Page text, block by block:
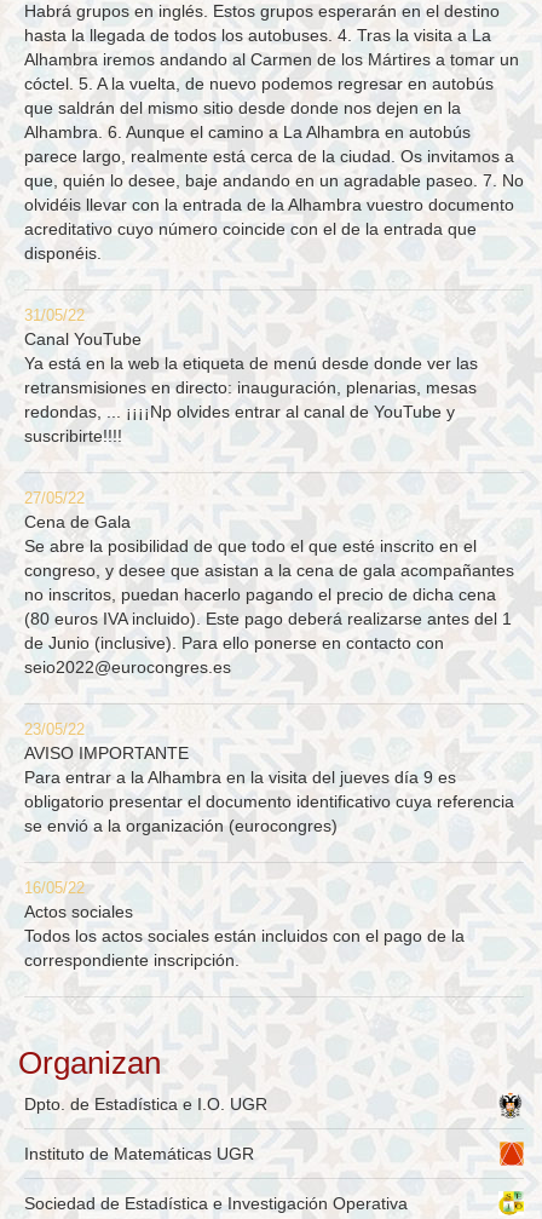
Habrá grupos en inglés. Estos grupos esperarán en el destino
hasta la llegada de todos los autobuses. 4. Tras la visita a La
Alhambra iremos andando al Carmen de los Mártires a tomar un
cóctel. 5. A la vuelta, de nuevo podemos regresar en autobús
que saldrán del mismo sitio desde donde nos dejen en la
Alhambra. 6. Aunque el camino a La Alhambra en autobús
parece largo, realmente está cerca de la ciudad. Os invitamos a
que, quién lo desee, baje andando en un agradable paseo. 7. No
olvidéis llevar con la entrada de la Alhambra vuestro documento
acreditativo cuyo número coincide con el de la entrada que
disponéis.
31/05/22
Canal YouTube
Ya está en la web la etiqueta de menú desde donde ver las
retransmisiones en directo: inauguración, plenarias, mesas
redondas, ... ¡¡¡¡Np olvides entrar al canal de YouTube y
suscribirte!!!!
27/05/22
Cena de Gala
Se abre la posibilidad de que todo el que esté inscrito en el
congreso, y desee que asistan a la cena de gala acompañantes
no inscritos, puedan hacerlo pagando el precio de dicha cena
(80 euros IVA incluido). Este pago deberá realizarse antes del 1
de Junio (inclusive). Para ello ponerse en contacto con
seio2022@eurocongres.es
23/05/22
AVISO IMPORTANTE
Para entrar a la Alhambra en la visita del jueves día 9 es
obligatorio presentar el documento identificativo cuya referencia
se envió a la organización (eurocongres)
16/05/22
Actos sociales
Todos los actos sociales están incluidos con el pago de la
correspondiente inscripción.
Organizan
Dpto. de Estadística e I.O. UGR
Instituto de Matemáticas UGR
Sociedad de Estadística e Investigación Operativa